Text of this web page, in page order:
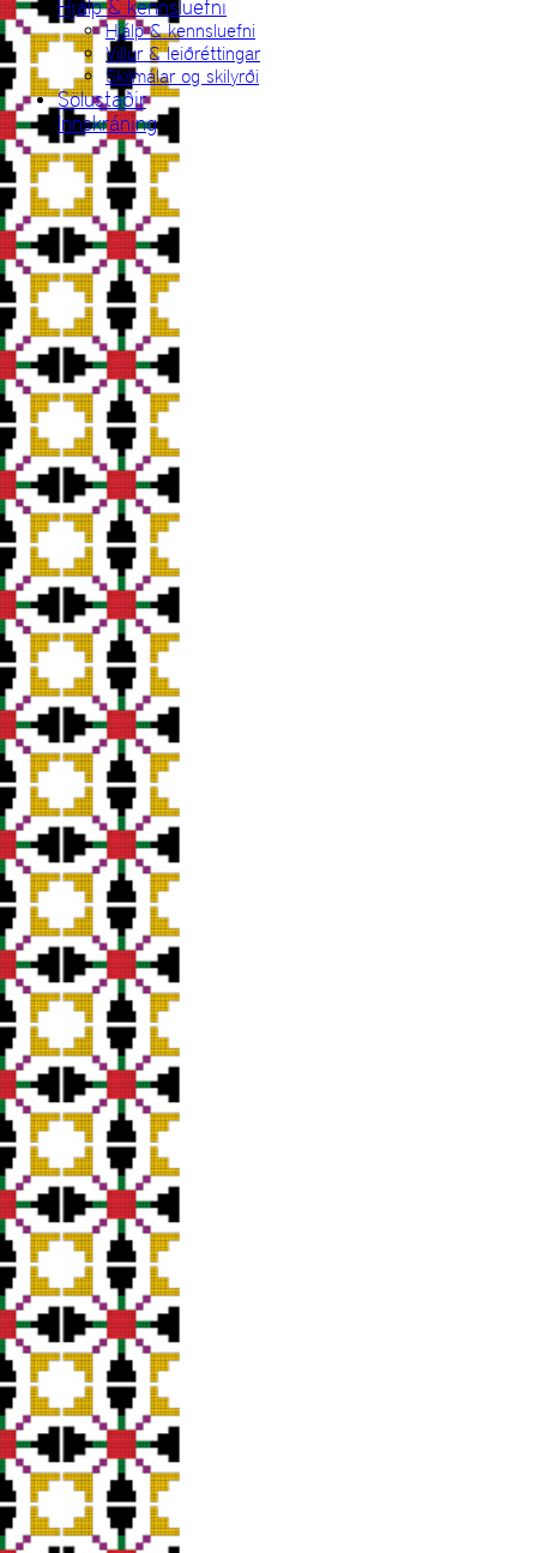
Hjálp & kennsluefni
Hjálp & kennsluefni
Villur & leiðréttingar
Skilmálar og skilyrði
Sölustaðir
Innskráning